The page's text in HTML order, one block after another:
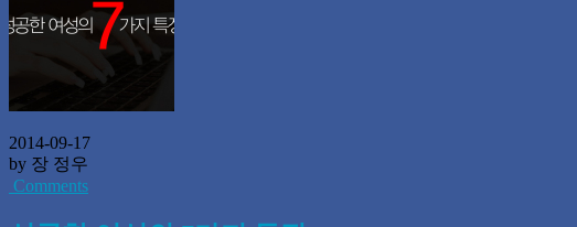
2014-09-17
by 장 정우
Comments